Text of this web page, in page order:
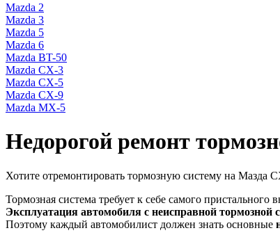
Mazda 2
Mazda 3
Mazda 5
Mazda 6
Mazda BT-50
Mazda CX-3
Mazda CX-5
Mazda CX-9
Mazda MX-5
Недорогой ремонт
Хотите отремонтировать тормозную систему на Мазда
Тормозная система требует к себе самого пристального
Эксплуатация автомобиля с неисправной тормозной
Поэтому каждый автомобилист должен знать основные